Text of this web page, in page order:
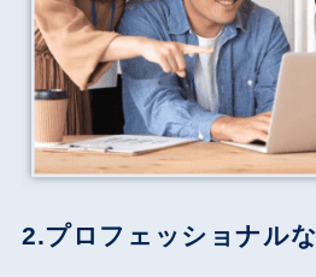
2.プロフェッショナル